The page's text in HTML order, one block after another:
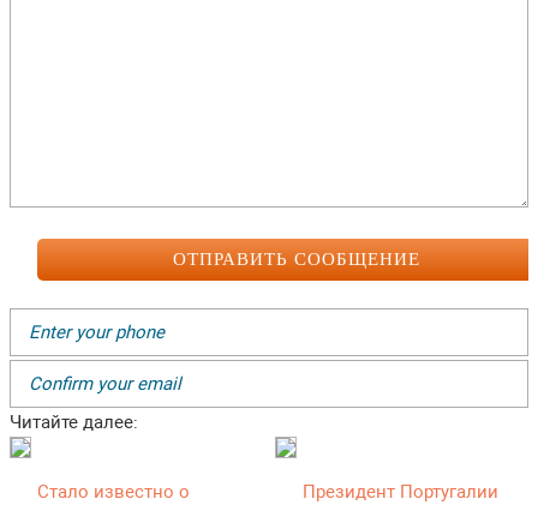
Читайте далее:
Стало известно о
Президент Португалии